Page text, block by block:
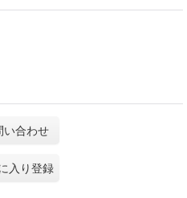
い合わせ
入り登録